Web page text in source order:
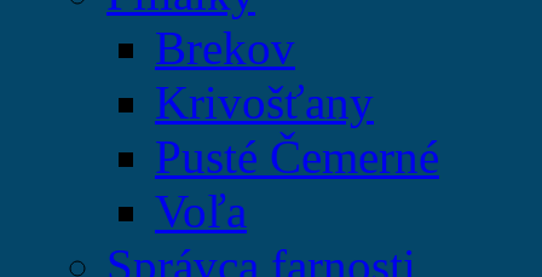
Brekov
Krivošťany
Pusté Čemerné
Voľa
Správca farnosti